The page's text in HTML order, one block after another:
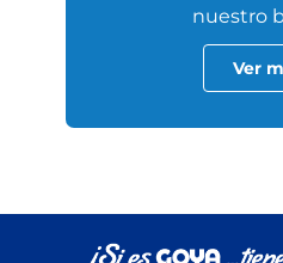
nuestro
Ver